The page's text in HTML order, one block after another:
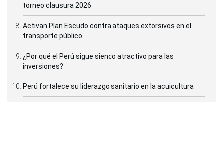
torneo clausura 2026
Activan Plan Escudo contra ataques extorsivos en el
transporte público
¿Por qué el Perú sigue siendo atractivo para las
inversiones?
Perú fortalece su liderazgo sanitario en la acuicultura